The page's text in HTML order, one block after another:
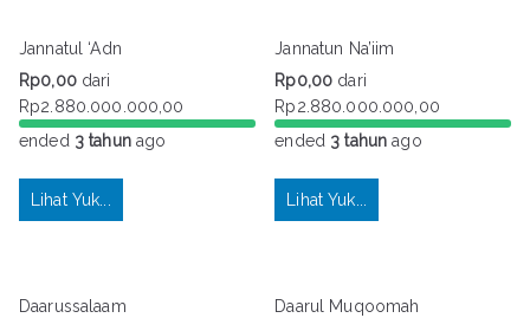
Jannatul ‘Adn
Rp0,00dari
Rp2.880.000.000,00
ended 3 tahunago
Lihat Yuk...
Jannatun Na’iim
Rp0,00 dari
Rp2.880.000.000,00
ended 3 tahun ago
Lihat Yuk...
Daarussalaam
Daarul Muqoomah